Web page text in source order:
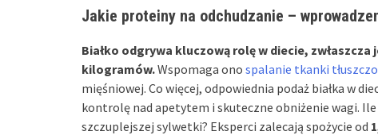
Jakie proteiny na odchudzanie –
Białko odgrywa kluczową rolę w diecie,
kilogramów.Wspomaga ono spalanie tkanki
mięśniowej. Co więcej, odpowiednia podaż białka w
kontrolę nad apetytem i skuteczne obniżenie wagi.
szczuplejszej sylwetki? Eksperci zalecają spożycie od